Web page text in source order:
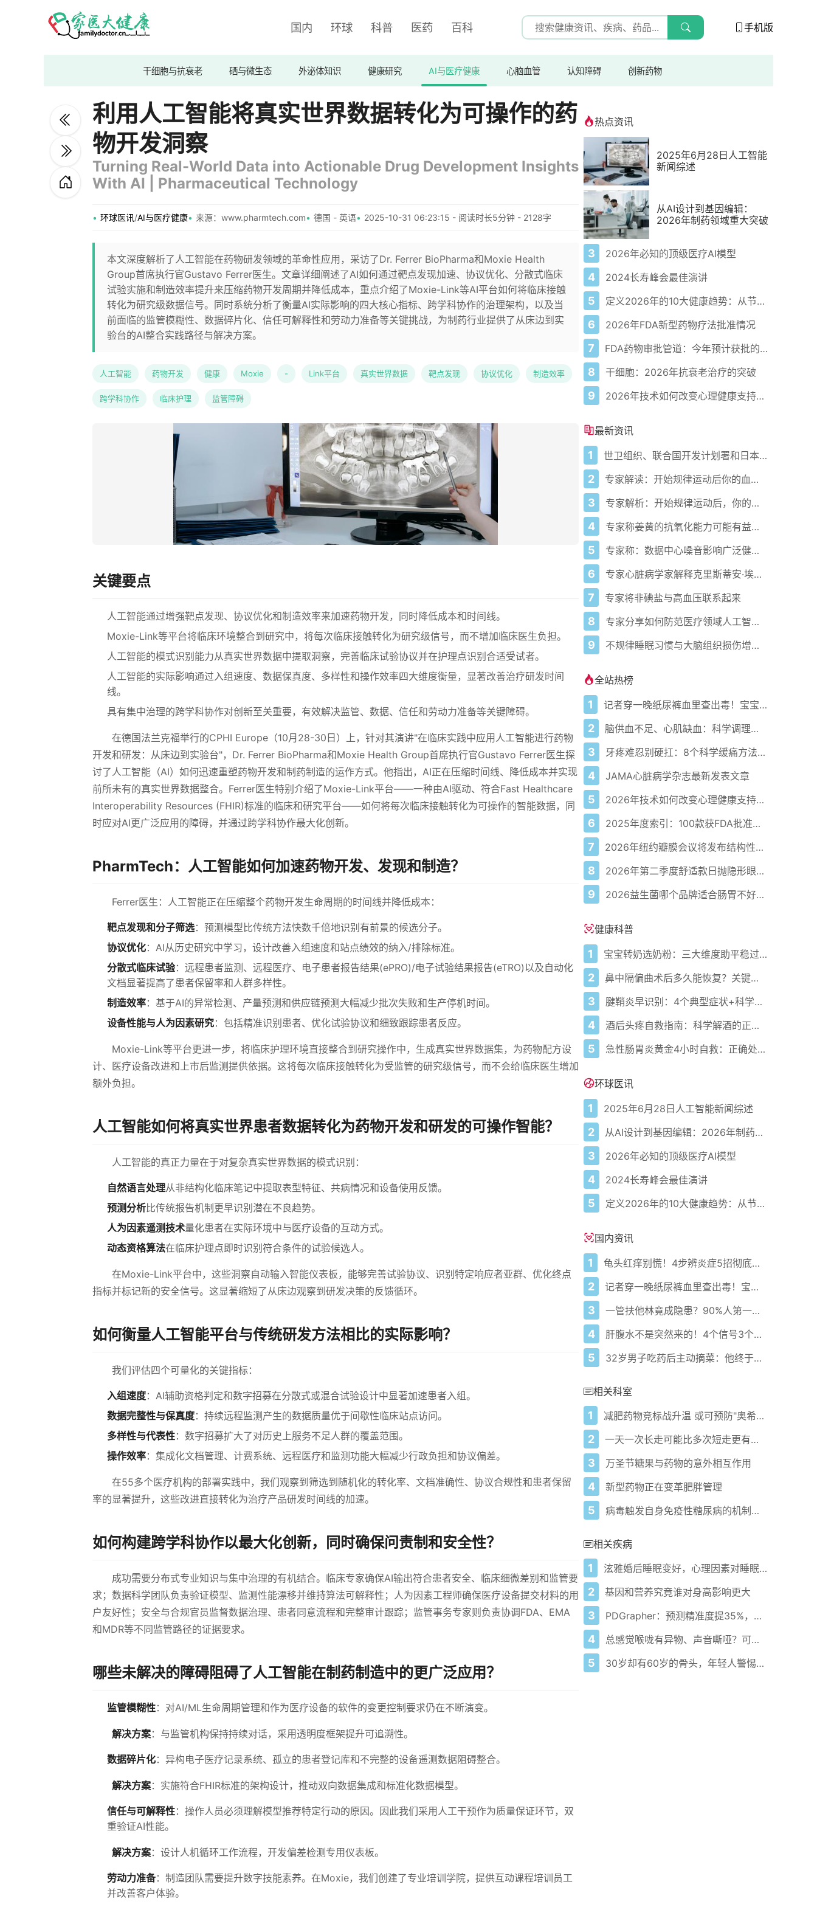
国内 环球 科普 医药 百科 手机版
干细胞与抗衰老 硒与微生态 外泌体知识 健康研究 AI与医疗健康 心脑血管 认知障碍 创新药物
利用人工智能将真实世界数据转化为可操作的药
物开发洞察
Turning Real-World Data into Actionable Drug Development Insights
With AI | Pharmaceutical Technology
环球医讯/AI与医疗健康 来源：www.pharmtech.com 德国 - 英语 2025-10-31 06:23:15 - 阅读时长5分钟 - 2128字
本文深度解析了人工智能在药物研发领域的革命性应用，采访了Dr. Ferrer BioPharma和Moxie Health
Group首席执行官Gustavo Ferrer医生。文章详细阐述了AI如何通过靶点发现加速、协议优化、分散式临床
试验实施和制造效率提升来压缩药物开发周期并降低成本，重点介绍了Moxie-Link等AI平台如何将临床接触
转化为研究级数据信号。同时系统分析了衡量AI实际影响的四大核心指标、跨学科协作的治理架构，以及当
前面临的监管模糊性、数据碎片化、信任可解释性和劳动力准备等关键挑战，为制药行业提供了从床边到实
验台的AI整合实践路径与解决方案。
人工智能 药物开发 健康 Moxie - Link平台 真实世界数据 靶点发现 协议优化 制造效率
跨学科协作 临床护理 监管障碍
关键要点
人工智能通过增强靶点发现、协议优化和制造效率来加速药物开发，同时降低成本和时间线。
Moxie-Link等平台将临床环境整合到研究中，将每次临床接触转化为研究级信号，而不增加临床医生负担。
人工智能的模式识别能力从真实世界数据中提取洞察，完善临床试验协议并在护理点识别合适受试者。
人工智能的实际影响通过入组速度、数据保真度、多样性和操作效率四大维度衡量，显著改善治疗研发时间
线。
具有集中治理的跨学科协作对创新至关重要，有效解决监管、数据、信任和劳动力准备等关键障碍。
在德国法兰克福举行的CPHI Europe（10月28-30日）上，针对其演讲"在临床实践中应用人工智能进行药物
开发和研发：从床边到实验台"，Dr. Ferrer BioPharma和Moxie Health Group首席执行官Gustavo Ferrer医生探
讨了人工智能（AI）如何迅速重塑药物开发和制药制造的运作方式。他指出，AI正在压缩时间线、降低成本并实现
前所未有的真实世界数据整合。Ferrer医生特别介绍了Moxie-Link平台——一种由AI驱动、符合Fast Healthcare
Interoperability Resources (FHIR)标准的临床和研究平台——如何将每次临床接触转化为可操作的智能数据，同
时应对AI更广泛应用的障碍，并通过跨学科协作最大化创新。
PharmTech：人工智能如何加速药物开发、发现和制造？
Ferrer医生：人工智能正在压缩整个药物开发生命周期的时间线并降低成本：
靶点发现和分子筛选：预测模型比传统方法快数千倍地识别有前景的候选分子。
协议优化：AI从历史研究中学习，设计改善入组速度和站点绩效的纳入/排除标准。
分散式临床试验：远程患者监测、远程医疗、电子患者报告结果(ePRO)/电子试验结果报告(eTRO)以及自动化
文档显著提高了患者保留率和人群多样性。
制造效率：基于AI的异常检测、产量预测和供应链预测大幅减少批次失败和生产停机时间。
设备性能与人为因素研究：包括精准识别患者、优化试验协议和细致跟踪患者反应。
Moxie-Link等平台更进一步，将临床护理环境直接整合到研究操作中，生成真实世界数据集，为药物配方设
计、医疗设备改进和上市后监测提供依据。这将每次临床接触转化为受监管的研究级信号，而不会给临床医生增加
额外负担。
人工智能如何将真实世界患者数据转化为药物开发和研发的可操作智能？
人工智能的真正力量在于对复杂真实世界数据的模式识别：
自然语言处理从非结构化临床笔记中提取表型特征、共病情况和设备使用反馈。
预测分析比传统报告机制更早识别潜在不良趋势。
人为因素遥测技术量化患者在实际环境中与医疗设备的互动方式。
动态资格算法在临床护理点即时识别符合条件的试验候选人。
在Moxie-Link平台中，这些洞察自动输入智能仪表板，能够完善试验协议、识别特定响应者亚群、优化终点
指标并标记新的安全信号。这显著缩短了从床边观察到研发决策的反馈循环。
如何衡量人工智能平台与传统研发方法相比的实际影响？
我们评估四个可量化的关键指标：
入组速度：AI辅助资格判定和数字招募在分散式或混合试验设计中显著加速患者入组。
数据完整性与保真度：持续远程监测产生的数据质量优于间歇性临床站点访问。
多样性与代表性：数字招募扩大了对历史上服务不足人群的覆盖范围。
操作效率：集成化文档管理、计费系统、远程医疗和监测功能大幅减少行政负担和协议偏差。
在55多个医疗机构的部署实践中，我们观察到筛选到随机化的转化率、文档准确性、协议合规性和患者保留
率的显著提升，这些改进直接转化为治疗产品研发时间线的加速。
如何构建跨学科协作以最大化创新，同时确保问责制和安全性？
成功需要分布式专业知识与集中治理的有机结合。临床专家确保AI输出符合患者安全、临床细微差别和监管要
求；数据科学团队负责验证模型、监测性能漂移并维持算法可解释性；人为因素工程师确保医疗设备提交材料的用
户友好性；安全与合规官员监督数据治理、患者同意流程和完整审计跟踪；监管事务专家则负责协调FDA、EMA
和MDR等不同监管路径的证据要求。
哪些未解决的障碍阻碍了人工智能在制药制造中的更广泛应用？
监管模糊性：对AI/ML生命周期管理和作为医疗设备的软件的变更控制要求仍在不断演变。
解决方案：与监管机构保持持续对话，采用透明度框架提升可追溯性。
数据碎片化：异构电子医疗记录系统、孤立的患者登记库和不完整的设备遥测数据阻碍整合。
解决方案：实施符合FHIR标准的架构设计，推动双向数据集成和标准化数据模型。
信任与可解释性：操作人员必须理解模型推荐特定行动的原因。因此我们采用人工干预作为质量保证环节，双
重验证AI性能。
解决方案：设计人机循环工作流程，开发偏差检测专用仪表板。
劳动力准备：制造团队需要提升数字技能素养。在Moxie，我们创建了专业培训学院，提供互动课程培训员工
并改善客户体验。
热点资讯
2025年6月28日人工智能
新闻综述
从AI设计到基因编辑：
2026年制药领域重大突破
3 2026年必知的顶级医疗AI模型
4 2024长寿峰会最佳演讲
5 定义2026年的10大健康趋势：从节律健康到冷热交替疗法
6 2026年FDA新型药物疗法批准情况
7 FDA药物审批管道：今年预计获批的关键新疗法
8 干细胞：2026年抗衰老治疗的突破
9 2026年技术如何改变心理健康支持的获取方式
最新资讯
1 世卫组织、联合国开发计划署和日本在加纳启动人工智能健康计划 应对气候敏感性疾病并加强医疗服务
2 专家解读：开始规律运动后你的血压会发生什么变化
3 专家解析：开始规律运动后，你的血压会发生什么变化
4 专家称姜黄的抗氧化能力可能有益心脏健康
5 专家称：数据中心噪音影响广泛健康问题
6 专家心脏病学家解释克里斯蒂安·埃里克森为丹麦队晕倒的原因
7 专家将非碘盐与高血压联系起来
8 专家分享如何防范医疗领域人工智能的负面影响
9 不规律睡眠习惯与大脑组织损伤增加相关
全站热榜
1 记者穿一晚纸尿裤血里查出毒！宝宝血液浓度竟是成人的5倍？
2 脑供血不足、心肌缺血：科学调理全攻略
3 牙疼难忍别硬扛：8个科学缓痛方法收好
4 JAMA心脏病学杂志最新发表文章
5 2026年技术如何改变心理健康支持的获取方式
6 2025年度索引：100款获FDA批准的AI驱动医疗设备
7 2026年纽约瓣膜会议将发布结构性心脏病最新研究成果
8 2026年第二季度舒适款日抛隐形眼镜推荐，优瞳主打长效佩戴体验
9 2026益生菌哪个品牌适合肠胃不好的人，常年饱受肠胃病痛看过来，梳理实用十大品牌
健康科普
1 宝宝转奶选奶粉：三大维度助平稳过渡
2 鼻中隔偏曲术后多久能恢复？关键看这几点
3 腱鞘炎早识别：4个典型症状+科学应对，避免关节卡壳
4 酒后头疼自救指南：科学解酒的正确打开方式
5 急性肠胃炎黄金4小时自救：正确处置与误区避坑关键
环球医讯
1 2025年6月28日人工智能新闻综述
2 从AI设计到基因编辑：2026年制药领域重大突破
3 2026年必知的顶级医疗AI模型
4 2024长寿峰会最佳演讲
5 定义2026年的10大健康趋势：从节律健康到冷热交替疗法
国内资讯
1 龟头红痒别慌！4步辨炎症5招彻底防复发
2 记者穿一晚纸尿裤血里查出毒！宝宝血液浓度竟是成人的5倍？
3 一管扶他林竟成隐患？90%人第一步就错了！
4 肝腹水不是突然来的！4个信号3个管理要点别等肚子鼓起来
5 32岁男子吃药后主动摘菜：他终于活过来了？
相关科室
1 减肥药物竞标战升温 或可预防"奥希美克面容"
2 一天一次长走可能比多次短走更有益心脏健康
3 万圣节糖果与药物的意外相互作用
4 新型药物正在变革肥胖管理
5 病毒触发自身免疫性糖尿病的机制、临床意义及未来方向
相关疾病
1 泫雅婚后睡眠变好，心理因素对睡眠影响究竟多大？
2 基因和营养究竟谁对身高影响更大
3 PDGrapher：预测精准度提35%，运算效率达传统25倍！
4 总感觉喉咙有异物、声音嘶哑？可能是这病在作怪！
5 30岁却有60岁的骨头，年轻人警惕骨质疏松